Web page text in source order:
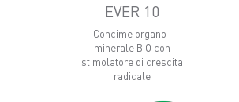
EVER 10
Concime organo-
minerale BIO con
stimolatore di crescita
radicale